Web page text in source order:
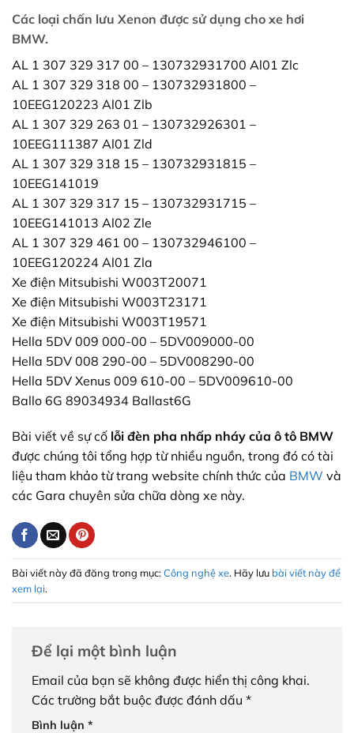
Các loại chấn lưu Xenon được sử dụng cho xe hơi
BMW.
AL 1 307 329 317 00 – 130732931700 Al01 Zlc
AL 1 307 329 318 00 – 130732931800 –
10EEG120223 Al01 Zlb
AL 1 307 329 263 01 – 130732926301 –
10EEG111387 Al01 Zld
AL 1 307 329 318 15 – 130732931815 –
10EEG141019
AL 1 307 329 317 15 – 130732931715 –
10EEG141013 Al02 Zle
AL 1 307 329 461 00 – 130732946100 –
10EEG120224 Al01 Zla
Xe điện Mitsubishi W003T20071
Xe điện Mitsubishi W003T23171
Xe điện Mitsubishi W003T19571
Hella 5DV 009 000-00 – 5DV009000-00
Hella 5DV 008 290-00 – 5DV008290-00
Hella 5DV Xenus 009 610-00 – 5DV009610-00
Ballo 6G 89034934 Ballast6G
Bài viết về sự cố lỗi đèn pha nhấp nháy của ô tô BMW
được chúng tôi tổng hợp từ nhiều nguồn, trong đó có tài
liệu tham khảo từ trang website chính thức của BMW và
các Gara chuyên sửa chữa dòng xe này.
Bài viết này đã đăng trong mục:Công nghệ xe. Hãy lưu bài viết này để
xem lại.
Để lại một bình luận
Email của bạn sẽ không được hiển thị công khai.
Các trường bắt buộc được đánh dấu *
Bình luận *